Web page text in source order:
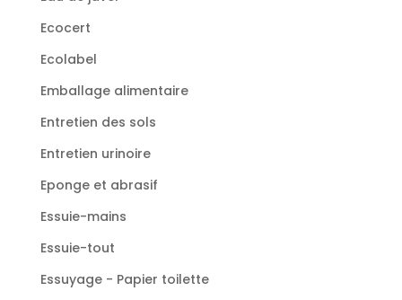
Ecocert
Ecolabel
Emballage alimentaire
Entretien des sols
Entretien urinoire
Eponge et abrasif
Essuie-mains
Essuie-tout
Essuyage - Papier toilette